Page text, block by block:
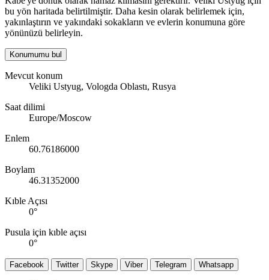
bu yön haritada belirtilmiştir. Daha kesin olarak belirlemek için,
yakınlaştırın ve yakındaki sokakların ve evlerin konumuna göre
yönünüzü belirleyin.
Konumumu bul
Mevcut konum
Veliki Ustyug, Vologda Oblastı, Rusya
Saat dilimi
Europe/Moscow
Enlem
60.76186000
Boylam
46.31352000
Kıble Açısı
0°
Pusula için kıble açısı
0°
Facebook Twitter Skype Viber Telegram Whatsapp